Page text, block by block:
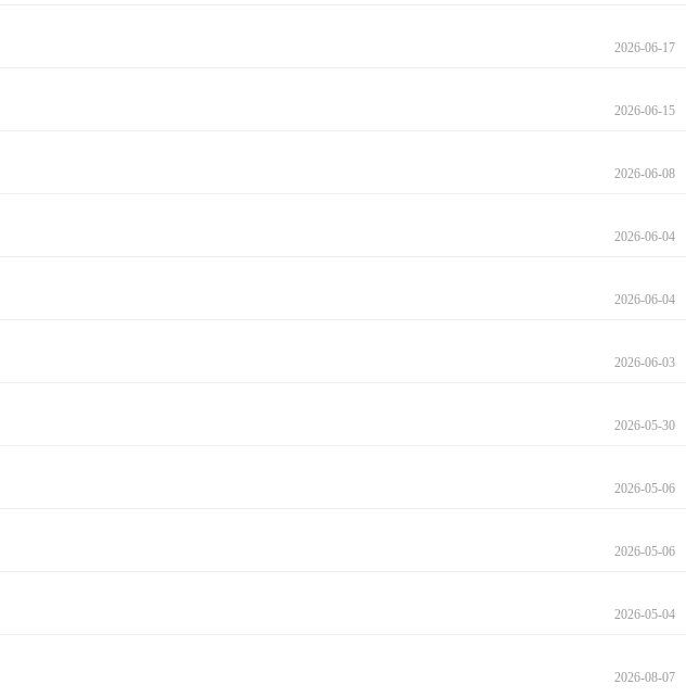
2026-06-17
2026-06-15
2026-06-08
2026-06-04
2026-06-04
2026-06-03
2026-05-30
2026-05-06
2026-05-06
2026-05-04
2026-08-07